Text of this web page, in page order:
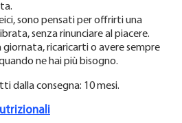
sono pensati per offrirti una
senza rinunciare al piacere.
ricaricarti o avere sempre
ne hai più bisogno.
dalla consegna: 10 mesi.